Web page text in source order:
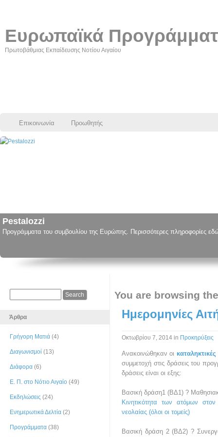
Ευρωπαϊκά
Πρωτοβάθμιας Εκπαίδευσης Νοτίου Αιγαίου
Επικοινωνία Προωθητής
Pestalozzi
Προγράμματα του συμβουλίου της Ευρώπης. Περισσότερες πληροφορίες
Άρθρα
Γρήγορη Ματιά (4)
Διαγωνισμοί (13)
Διάφορα (6)
Ε. Π. στο Νότιο Αιγαίο (49)
Εκδηλώσεις (24)
Ενημερωτικά Δελτία (2)
Προγράμματα (38)
You are browsing
Ημερομηνίες
Οκτωβρίου 7, 2014 in Προκηρύξεις
Ανακοινώθηκαν οι
συμμετοχή στις δράσεις του
δράσεις είναι οι εξης:
Βασική δράση1 (ΒΔ1) ?
Κινητικότητα των ατόμων
νεολαίας (όλοι οι τομείς)
Βασική δράση 2 (ΒΔ2) ?